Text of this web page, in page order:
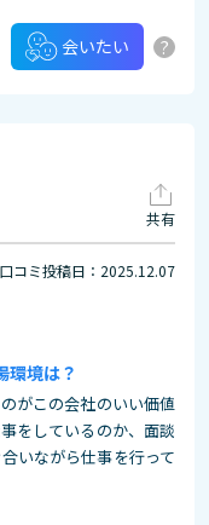
会いたい ?
共有
口コミ投稿日：2025.12.07
環境は？
がこの会社のいい価値
をしているのか、面談
いながら仕事を行って